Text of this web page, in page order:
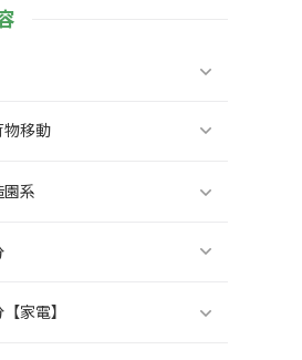
物移動
系
家電】